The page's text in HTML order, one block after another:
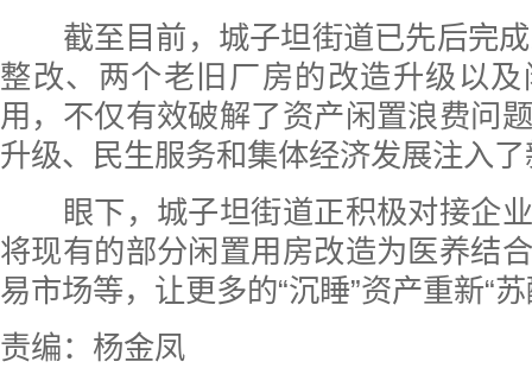
截至目前，城子坦街道已先后完成
整改、两个老旧厂房的改造升级以
用，不仅有效破解了资产闲置浪费问
升级、民生服务和集体经济发展注入
眼下，城子坦街道正积极对接企业
将现有的部分闲置用房改造为医养结
易市场等，让更多的“沉睡”资产重新“
责编：杨金凤